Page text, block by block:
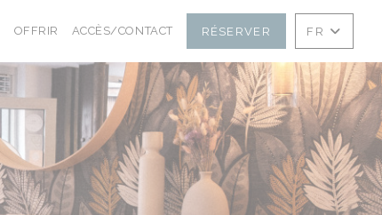
((OUVRE UNE NOUVELLE FENÊTRE))
OFFRIR ((OUVRE UNE NOUVELLE FENÊTRE))
ACCÈS/CONTACT RÉSERVER FR